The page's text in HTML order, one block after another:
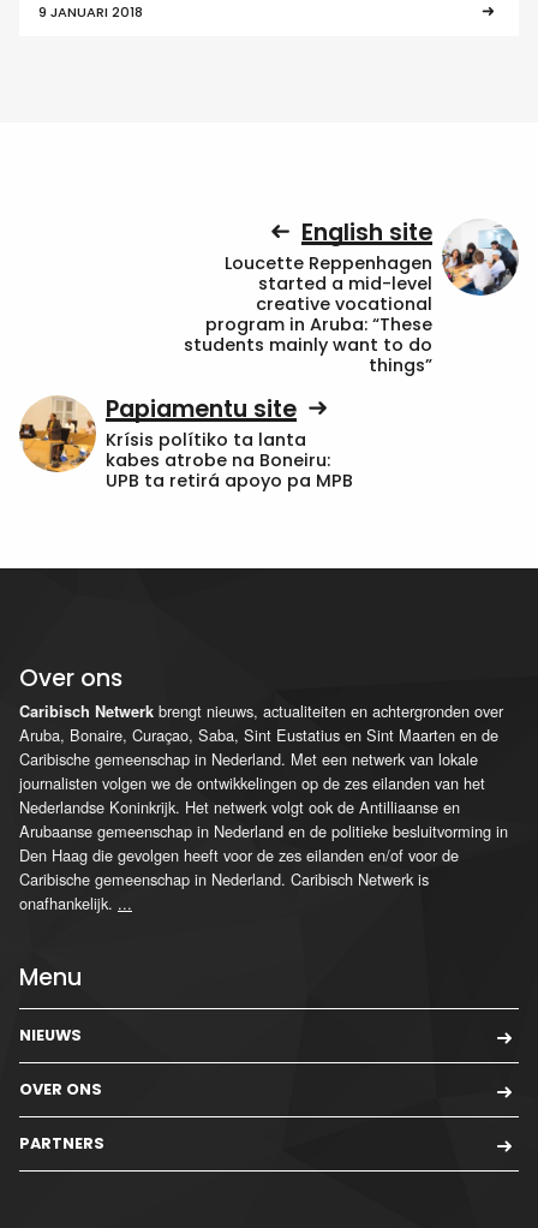
9 JANUARI 2018
English site
Loucette Reppenhagen
started a mid-level
creative vocational
program in Aruba: “These
students mainly want to do
things”
Papiamentu site
Krísis polítiko ta lanta
kabes atrobe na Boneiru:
UPB ta retirá apoyo pa MPB
Over ons
Caribisch Netwerk brengt nieuws, actualiteiten en achtergronden over
Aruba, Bonaire, Curaçao, Saba, Sint Eustatius en Sint Maarten en de
Caribische gemeenschap in Nederland. Met een netwerk van lokale
journalisten volgen we de ontwikkelingen op de zes eilanden van het
Nederlandse Koninkrijk. Het netwerk volgt ook de Antilliaanse en
Arubaanse gemeenschap in Nederland en de politieke besluitvorming in
Den Haag die gevolgen heeft voor de zes eilanden en/of voor de
Caribische gemeenschap in Nederland. Caribisch Netwerk is
onafhankelijk. ...
Menu
NIEUWS
OVER ONS
PARTNERS